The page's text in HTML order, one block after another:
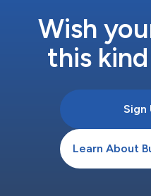
Wish
this
Sign
Learn About